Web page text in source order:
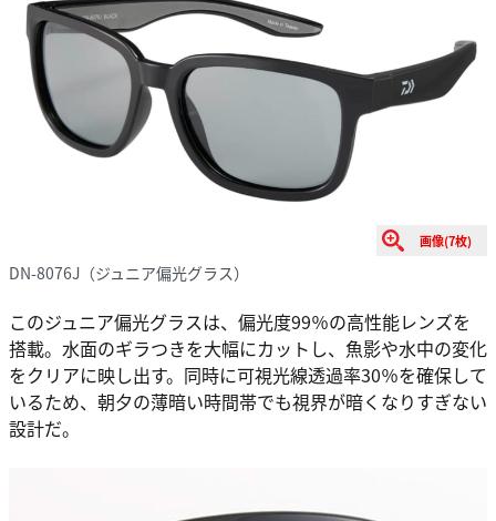
画像(7枚)
DN-8076J（ジュニア偏光グラス）
このジュニア偏光グラスは、偏光度99％の高性能レンズを
搭載。水面のギラつきを大幅にカットし、魚影や水中の変化
をクリアに映し出す。同時に可視光線透過率30％を確保して
いるため、朝夕の薄暗い時間帯でも視界が暗くなりすぎない
設計だ。